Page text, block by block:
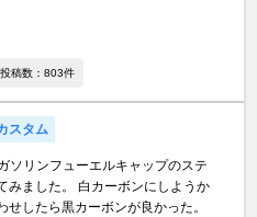
稿数：803件
スタム
ソリンフューエルキャップのステ
みました。 白カーボンにしようか
せしたら黒カーボンが良かった。